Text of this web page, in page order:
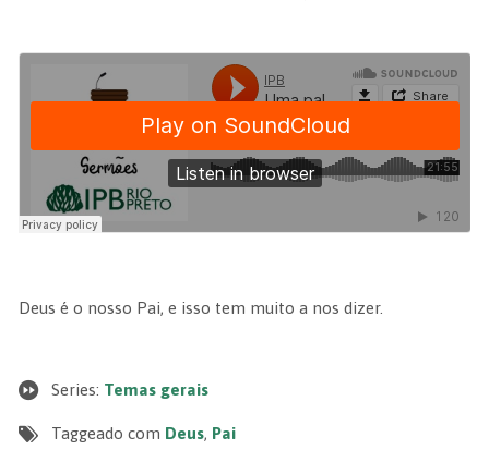
Deus é o nosso Pai, e isso tem muito a nos dizer.
Series: Temas gerais
Taggeado com Deus, Pai